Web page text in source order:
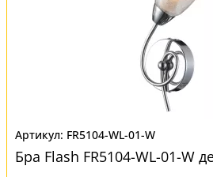
FR5104-WL-01-W
Бра Flash FR5104-WL-01-W